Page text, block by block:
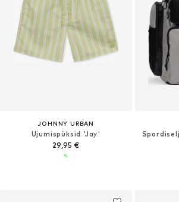
JOHNNY URBAN
Ujumispüksid 'Jay'
29,95 €